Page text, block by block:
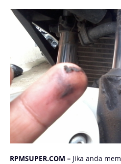
RPMSUPER.COM – Jika аndа